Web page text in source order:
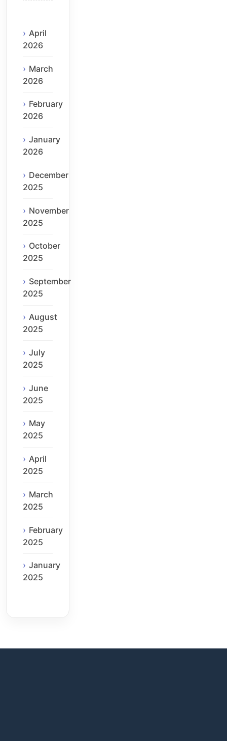
April
2026
March
2026
February
2026
January
2026
December
2025
November
2025
October
2025
September
2025
August
2025
July
2025
June
2025
May
2025
April
2025
March
2025
February
2025
January
2025